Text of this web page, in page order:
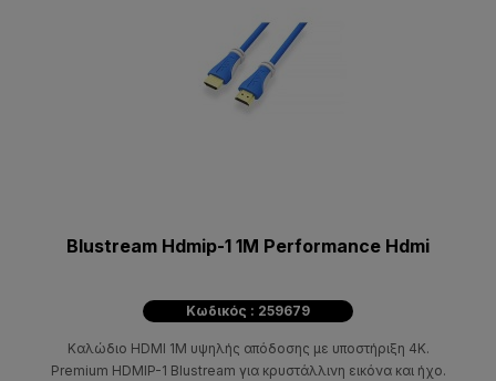
Blustream Hdmip-1 1M Performance Hdmi
Κωδικός : 259679
Καλώδιο HDMI 1M υψηλής απόδοσης με υποστήριξη 4K.
Premium HDMIP-1 Blustream για κρυστάλλινη εικόνα και ήχο.